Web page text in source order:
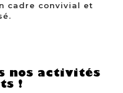
cadre convivial et
nos activités
!